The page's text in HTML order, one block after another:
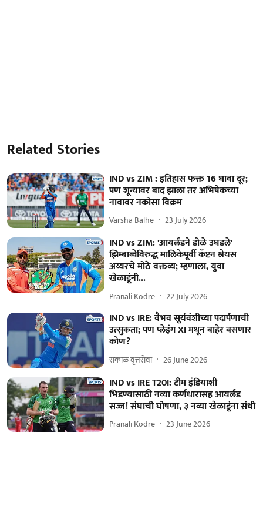
Related Stories
IND vs ZIM : इतिहास फक्त 16 धावा दूर;
पण शून्यावर बाद झाला तर अभिषेकच्या
नावावर नकोसा विक्रम
Varsha Balhe 23 July 2026
IND vs ZIM: 'आयर्लंडने डोळे उघडले'
झिम्बाब्वेविरुद्ध मालिकेपूर्वी कॅप्टन श्रेयस
अय्यरचे मोठे वक्तव्य; म्हणाला, युवा
खेळाडूंनी...
Pranali Kodre 22 July 2026
IND vs IRE: वैभव सूर्यवंशीच्या पदार्पणाची
उत्सुकता; पण प्लेइंग XI मधून बाहेर बसणार
कोण?
सकाळ वृत्तसेवा 26 June 2026
IND vs IRE T20I: टीम इंडियाशी
भिडण्यासाठी नव्या कर्णधारासह आयर्लंड
सज्ज! संघाची घोषणा, ३ नव्या खेळाडूंना संधी
Pranali Kodre 23 June 2026